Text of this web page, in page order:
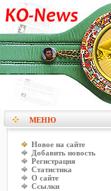
МЕНЮ
Новое на сайте
Добавить новость
Регистрация
Статистика
О сайте
Ссылки